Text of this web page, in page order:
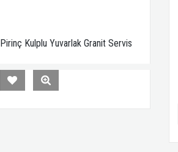
Pirinç Kulplu Yuvarlak Granit Servis